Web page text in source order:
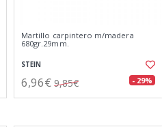
Martillo carpintero m/madera
680gr.29mm.
STEIN
6,96€ 9,85€ - 29%